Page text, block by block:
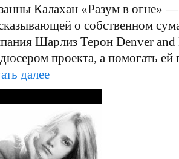
Калахан «Разум в огне»
о собственном
Шарлиз Терон Denver
проекта, а помогать ей
далее